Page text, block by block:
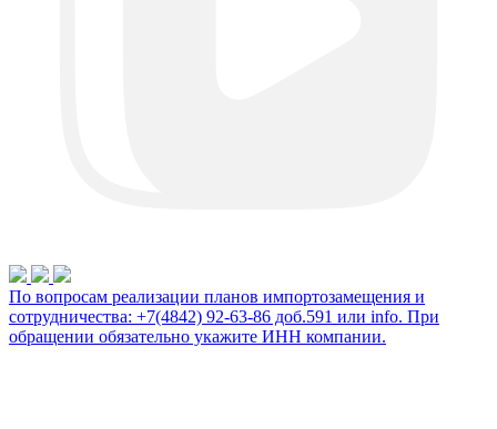
По вопросам реализации планов импортозамещения и
сотрудничества: +7(4842) 92-63-86 доб.591 или info. При
обращении обязательно укажите ИНН компании.